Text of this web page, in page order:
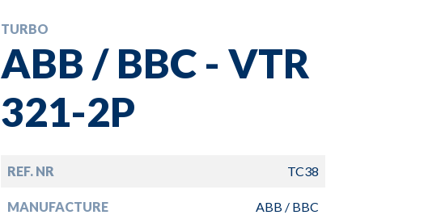
TURBO
ABB / BBC - VTR
321-2P
REF. NR TC38
MANUFACTURE ABB / BBC